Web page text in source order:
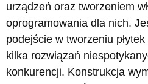
urządzeń oraz tworzeniem
oprogramowania dla nich.
podejście w tworzeniu
kilka rozwiązań
konkurencji. Konstrukcja